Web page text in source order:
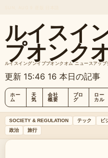
ルイスイ
プオンク
ルイスイングンイププオンクオム ニュースアップ
更新 15:46 16 本日の記事
ホー
ム
天
気
会社
概要
ブロ
グ
ロー
カル
SOCIETY & REGULATION テック ビ
政治
旅行